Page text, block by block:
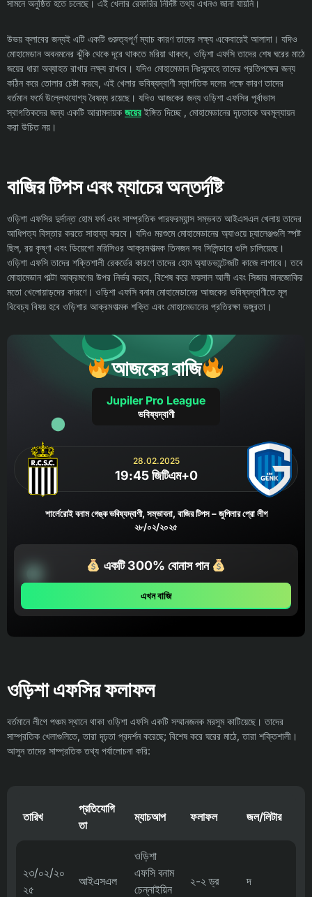
সামনে অনুষ্ঠিত হতে চলেছে। এই খেলার রেফারির নির্দিষ্ট তথ্য এখনও জানা যায়নি।
উভয় ক্লাবের জন্যই এটি একটি গুরুত্বপূর্ণ ম্যাচ কারণ তাদের লক্ষ্য একেবারেই আলাদা। যদিও
মোহামেডান অবনমনের ঝুঁকি থেকে দূরে থাকতে মরিয়া থাকবে, ওড়িশা এফসি তাদের শেষ ঘরের মাঠে
জয়ের ধারা অব্যাহত রাখার লক্ষ্য রাখবে। যদিও মোহামেডান নিঃসন্দেহে তাদের প্রতিপক্ষের জন্য
কঠিন করে তোলার চেষ্টা করবে, এই খেলার ভবিষ্যদ্বাণী স্বাগতিক দলের পক্ষে কারণ তাদের
বর্তমান ফর্মে উল্লেখযোগ্য বৈষম্য রয়েছে। যদিও আজকের জন্য ওড়িশা এফসির পূর্বাভাস
স্বাগতিকদের জন্য একটি আরামদায়ক জয়ের ইঙ্গিত দিচ্ছে , মোহামেডানের দৃঢ়তাকে অবমূল্যায়ন
করা উচিত নয়।
বাজির টিপস এবং ম্যাচের অন্তর্দৃষ্টি
ওড়িশা এফসির দুর্দান্ত হোম ফর্ম এবং সাম্প্রতিক পারফরম্যান্স সম্ভবত আইএসএল খেলায় তাদের
আধিপত্য বিস্তার করতে সাহায্য করবে। যদিও মরশুমে মোহামেডানের অ্যাওয়ে চ্যালেঞ্জগুলি স্পষ্ট
ছিল, রয় কৃষ্ণা এবং ডিয়েগো মরিসিওর আক্রমণাত্মক তিনজন সব সিলিন্ডারে গুলি চালিয়েছে।
ওড়িশা এফসি তাদের শক্তিশালী রেকর্ডের কারণে তাদের হোম অ্যাডভান্টেজটি কাজে লাগাবে। তবে
মোহামেডান পাল্টা আক্রমণের উপর নির্ভর করবে, বিশেষ করে ফয়সাল আলী এবং সিজার মানজোকির
মতো খেলোয়াড়দের কারণে। ওড়িশা এফসি বনাম মোহামেডানের আজকের ভবিষ্যদ্বাণীতে মূল
বিবেচ্য বিষয় হবে ওড়িশার আক্রমণাত্মক শক্তি এবং মোহামেডানের প্রতিরক্ষা ভঙ্গুরতা।
আজকের বাজি
Jupiler Pro League
ভবিষ্যদ্বাণী
28.02.2025
19:45 জিটিএম+0
শার্লেরোই বনাম গেঙ্ক ভবিষ্যদ্বাণী, সম্ভাবনা, বাজির টিপস – জুপিলার প্রো লীগ
২৮/০২/২০২৫
একটি 300% বোনাস পান
এখন বাজি
ওড়িশা এফসির ফলাফল
বর্তমানে লীগে পঞ্চম স্থানে থাকা ওড়িশা এফসি একটি সম্মানজনক মরসুম কাটিয়েছে। তাদের
সাম্প্রতিক খেলাগুলিতে, তারা দৃঢ়তা প্রদর্শন করেছে; বিশেষ করে ঘরের মাঠে, তারা শক্তিশালী।
আসুন তাদের সাম্প্রতিক তথ্য পর্যালোচনা করি:
তারিখ
প্রতিযোগি
তা
ম্যাচআপ ফলাফল জল/লিটার
২৩/০২/২০
২৫
আইএসএল
ওড়িশা
এফসি বনাম
চেন্নাইয়িন
২-২ ড্র দ